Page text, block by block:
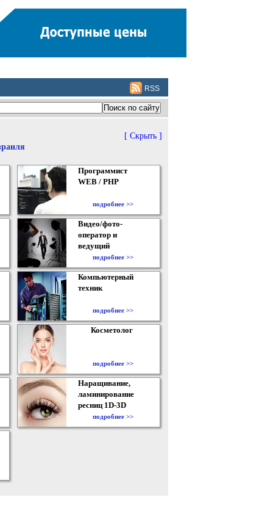
RSS
[ Скрыть ]
Программист
WEB / PHP
подробнее >>
Видео/фото-
оператор и
ведущий
подробнее >>
Компьютерный
техник
подробнее >>
Косметолог
подробнее >>
Наращивание,
ламинирование
ресниц 1D-3D
подробнее >>